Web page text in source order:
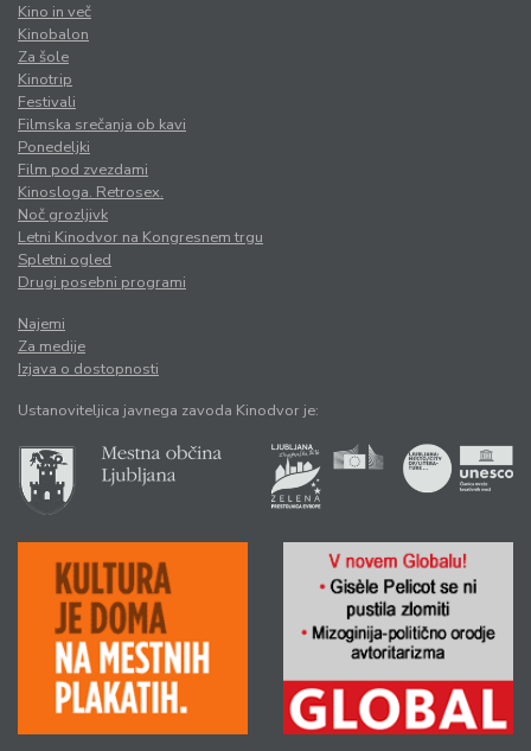
Kino in več
Kinobalon
Za šole
Kinotrip
Festivali
Filmska srečanja ob kavi
Ponedeljki
Film pod zvezdami
Kinosloga. Retrosex.
Noč grozljivk
Letni Kinodvor na Kongresnem trgu
Spletni ogled
Drugi posebni programi
Najemi
Za medije
Izjava o dostopnosti
Ustanoviteljica javnega zavoda Kinodvor je: